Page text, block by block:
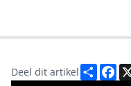
Deel dit artikel Deel